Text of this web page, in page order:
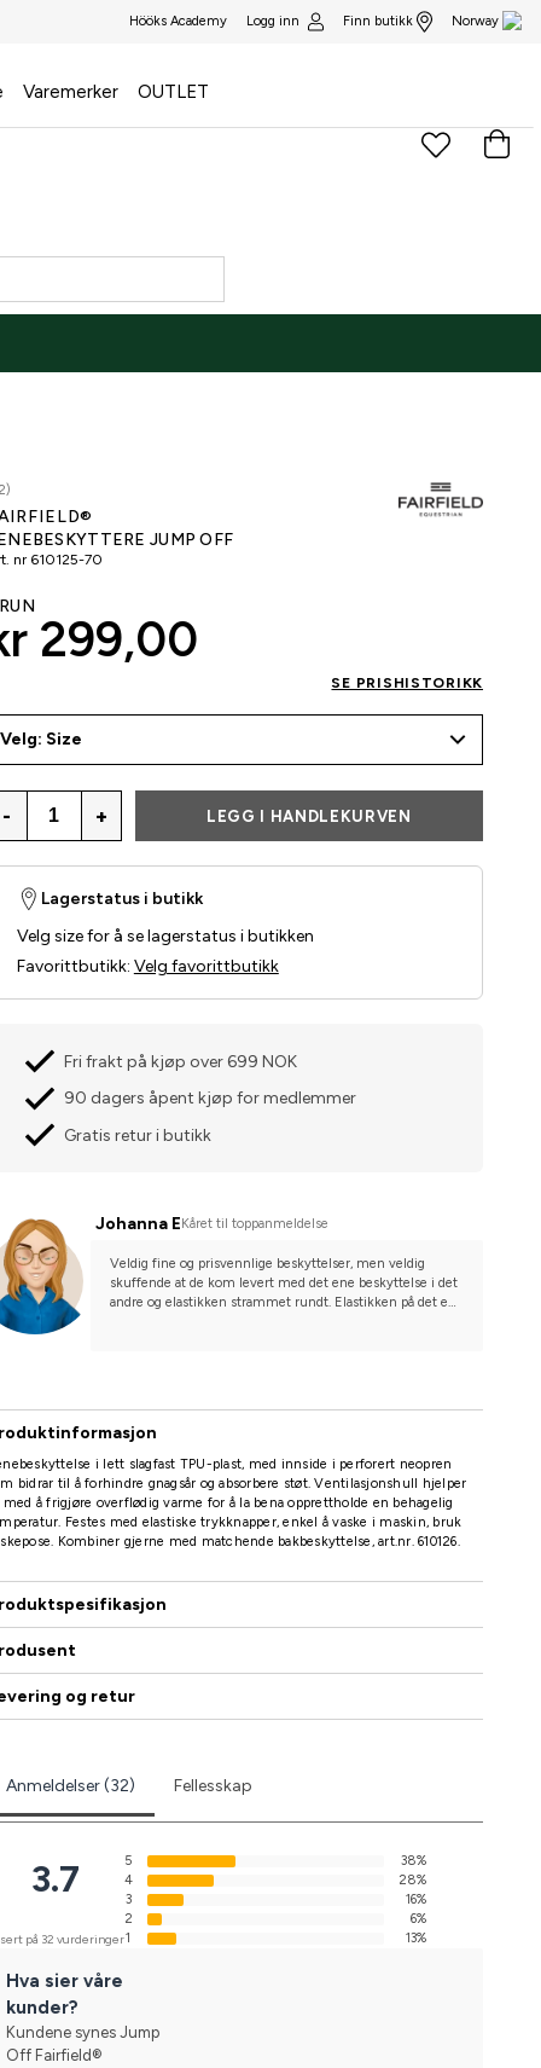
Hööks Academy Logg inn Finn butikk Norway
Varemerker OUTLET
JUMP OFF
nr 610125-70
299,00
SE PRISHISTORIKK
Velg: Size
- + LEGG I HANDLEKURVEN
Lagerstatus i butikk
Velg size for å se lagerstatus i butikken
Favorittbutikk: Velg favorittbutikk
Fri frakt på kjøp over 699 NOK
90 dagers åpent kjøp for medlemmer
Gratis retur i butikk
Johanna EKåret til toppanmeldelse
Veldig fine og prisvennlige beskyttelser, men veldig
skuffende at de kom levert med det ene beskyttelse i det
andre og elastikken strammet rundt. Elastikken på det ene
i lett slagfast TPU-plast, med innside i perforert neopren
bidrar til å forhindre gnagsår og absorbere støt. Ventilasjonshull hjelper
å frigjøre overflødig varme for å la bena opprettholde en behagelig
Festes med elastiske trykknapper, enkel å vaske i maskin, bruk
Kombiner gjerne med matchende bakbeskyttelse, art.nr. 610126.
og retur
Anmeldelser (32) Fellesskap
3.7
på 32 vurderinger
5
38%
4
28%
3
16%
2
6%
1
13%
Hva sier våre
kunder?
Kundene synes Jump
Off Fairfield®